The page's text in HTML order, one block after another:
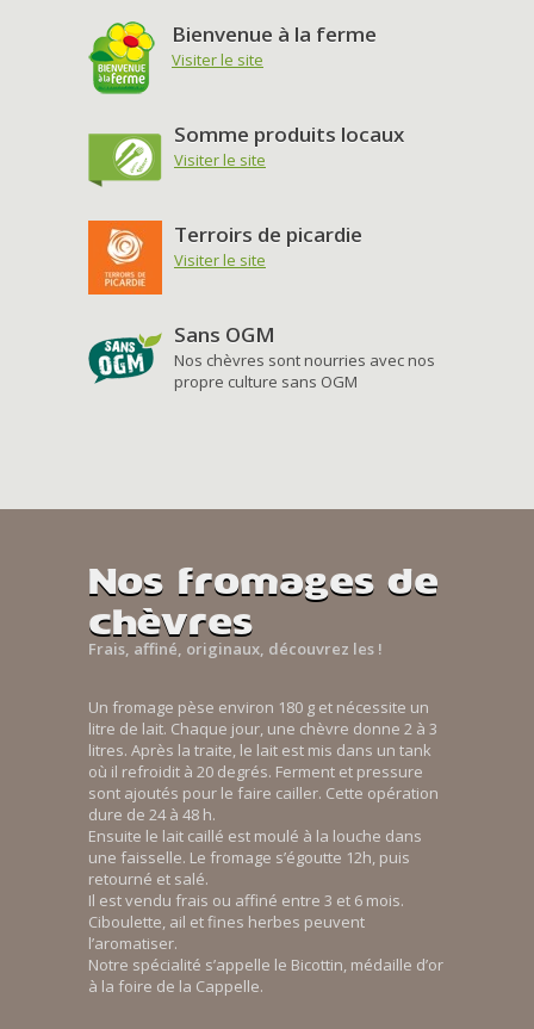
Bienvenue à la ferme
Visiter le site
Somme produits locaux
Visiter le site
Terroirs de picardie
Visiter le site
Sans OGM
Nos chèvres sont nourries avec nos
propre culture sans OGM
Nos fromages de
chèvres
Frais, affiné, originaux, découvrez les !
Un fromage pèse environ 180 g et nécessite un
litre de lait. Chaque jour, une chèvre donne 2 à 3
litres. Après la traite, le lait est mis dans un tank
où il refroidit à 20 degrés. Ferment et pressure
sont ajoutés pour le faire cailler. Cette opération
dure de 24 à 48 h.
Ensuite le lait caillé est moulé à la louche dans
une faisselle. Le fromage s’égoutte 12h, puis
retourné et salé.
Il est vendu frais ou affiné entre 3 et 6 mois.
Ciboulette, ail et fines herbes peuvent
l’aromatiser.
Notre spécialité s’appelle le Bicottin, médaille d’or
à la foire de la Cappelle.